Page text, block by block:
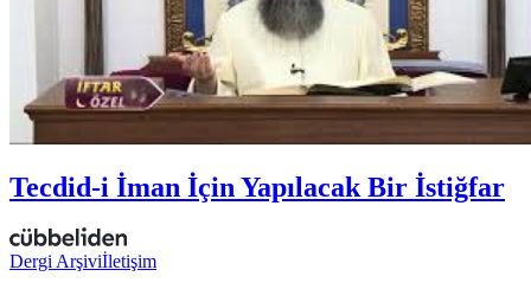
Tecdid-i İman İçin Yapılacak Bir İstiğfar
Dergi Arşiviİletişim